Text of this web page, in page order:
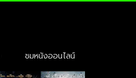
ชมหนังออนไลน์